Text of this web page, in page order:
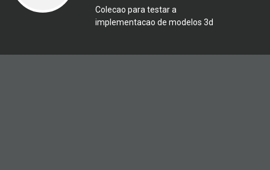
Colecao para testar a
implementacao de modelos 3d